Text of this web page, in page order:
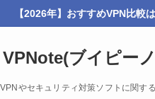
【2026年】おすすめVPN比較
VPNote(ブイピー
VPNやセキュリティ対策ソフトに関す